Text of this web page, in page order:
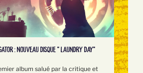
: NOUVEAU DISQUE " LAUNDRY DAY"
album salué par la critique et